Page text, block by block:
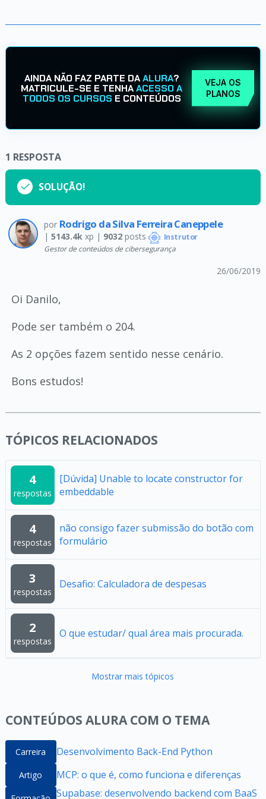
AINDA NÃO FAZ PARTE DAALURA?
MATRICULE-SE E TENHAACESSO A
TODOS OS CURSOS E CONTEÚDOS
VEJA OS
PLANOS
1 RESPOSTA
SOLUÇÃO!
por Rodrigo da Silva Ferreira Caneppele
| 5143.4kxp | 9032posts Instrutor
Gestor de conteúdos de cibersegurança
26/06/2019
Oi Danilo,
Pode ser também o 204.
As 2 opções fazem sentido nesse cenário.
Bons estudos!
TÓPICOS RELACIONADOS
4
respostas
[Dúvida] Unable to locate constructor for
embeddable
4
respostas
não consigo fazer submissão do botão com
formulário
3
respostas
Desafio: Calculadora de despesas
2
respostas
O que estudar/ qual área mais procurada.
Mostrar mais tópicos
CONTEÚDOS ALURA COM O TEMA
Carreira Desenvolvimento Back-End Python
Artigo MCP: o que é, como funciona e diferenças
Supabase: desenvolvendo backend com BaaS